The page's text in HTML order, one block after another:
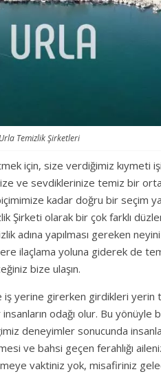
Urla Temizlik Şirketleri
için, size verdiğimiz kıymeti
ve sevdiklerinize temiz bir
kadar doğru bir seçim
Şirketi olarak bir çok farklı
adına yapılması gereken
ilaçlama yoluna giderek de
bize ulaşın.
yerine girerken girdikleri yerin
odağı olur. Bu yönüyle
deneyimler sonucunda
ve bahsi geçen ferahlığı
vaktiniz yok, misafiriniz